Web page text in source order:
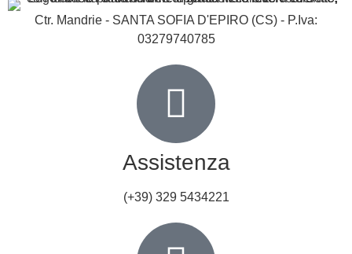
Ctr. Mandrie - SANTA SOFIA D'EPIRO (CS) - P.Iva:
03279740785
Assistenza
(+39) 329 5434221